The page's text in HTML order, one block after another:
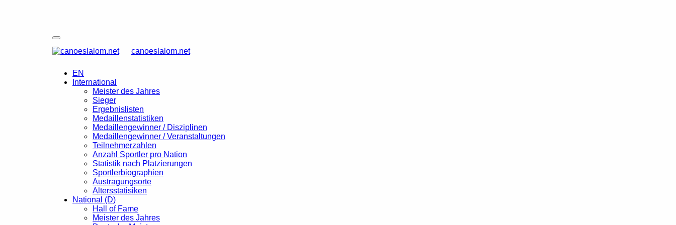
canoeslalom.net
EN
International
Meister des Jahres
Sieger
Ergebnislisten
Medaillenstatistiken
Medaillengewinner / Disziplinen
Medaillengewinner / Veranstaltungen
Teilnehmerzahlen
Anzahl Sportler pro Nation
Statistik nach Platzierungen
Sportlerbiographien
Austragungsorte
Altersstatisiken
National (D)
Hall of Fame
Meister des Jahres